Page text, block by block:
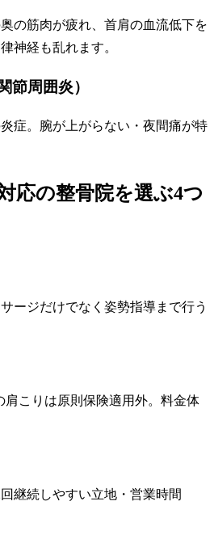
の筋肉が疲れ、首肩の血流低下を
神経も乱れます。
節周囲炎）
症。腕が上がらない・夜間痛が特
応の整骨院を選ぶ4つ
ージだけでなく姿勢指導まで行う
肩こりは原則保険適用外。料金体
継続しやすい立地・営業時間